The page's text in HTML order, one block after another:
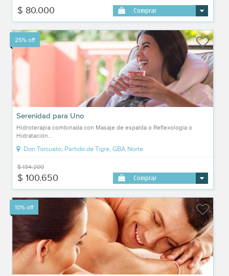
$ 80.000 Comprar
25% off
Serenidad para Uno
Hidroterapia combinada con Masaje de espalda o Reflexología o
Hidratación...
Don Torcuato, Partido de Tigre, GBA Norte
$ 134.200
$ 100.650 Comprar
10% off